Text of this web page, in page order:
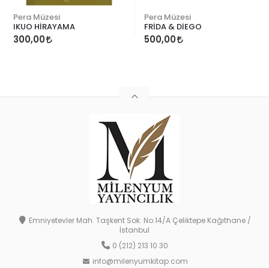
Pera Müzesi
IKUO HİRAYAMA
300,00
Pera Müzesi
FRİDA & DİEGO
500,00
Emniyetevler Mah. Taşkent Sok. No:14/A Çeliktepe Kağıthane /
İstanbul
0 (212) 213 10 30
info@milenyumkitap.com